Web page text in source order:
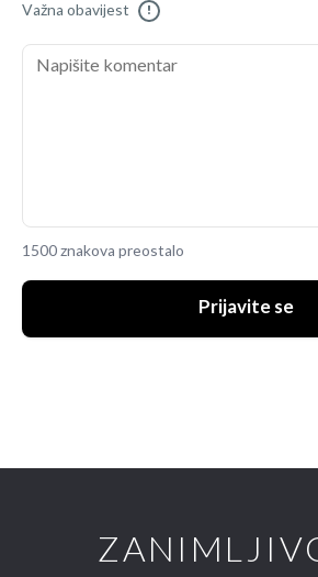
Važna obavijest !
1500 znakova preostalo
Prijavite se